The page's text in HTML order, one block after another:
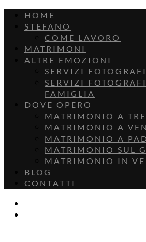
HOME
STEFANO
COME LAVORO
MATRIMONI
ALTRE EMOZIONI
SERVIZI
SERVIZI
FAMIGLIA
DOVE OPERO
MATRIMONIO A
MATRIMONIO A
MATRIMONIO A
MATRIMONIO SUL
MATRIMONIO IN
BLOG
CONTATTI